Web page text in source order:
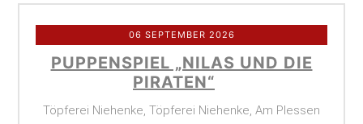
06 SEPTEMBER 2026
PUPPENSPIEL „NILAS UND DIE
PIRATEN“
Töpferei Niehenke, Töpferei Niehenke, Am Plessen